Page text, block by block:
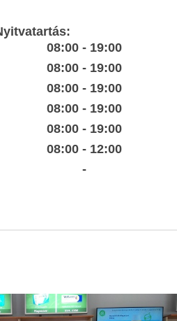
08:00 - 19:00
08:00 - 19:00
08:00 - 19:00
08:00 - 19:00
08:00 - 19:00
08:00 - 12:00
-